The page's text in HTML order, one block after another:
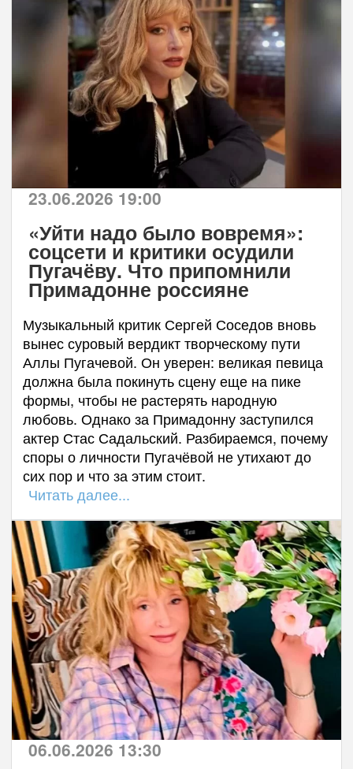
23.06.2026 19:00
«Уйти надо было вовремя»:
соцсети и критики осудили
Пугачёву. Что припомнили
Примадонне россияне
Музыкальный критик Сергей Соседов вновь
вынес суровый вердикт творческому пути
Аллы Пугачевой. Он уверен: великая певица
должна была покинуть сцену еще на пике
формы, чтобы не растерять народную
любовь. Однако за Примадонну заступился
актер Стас Садальский. Разбираемся, почему
споры о личности Пугачёвой не утихают до
сих пор и что за этим стоит.
Читать далее...
06.06.2026 13:30